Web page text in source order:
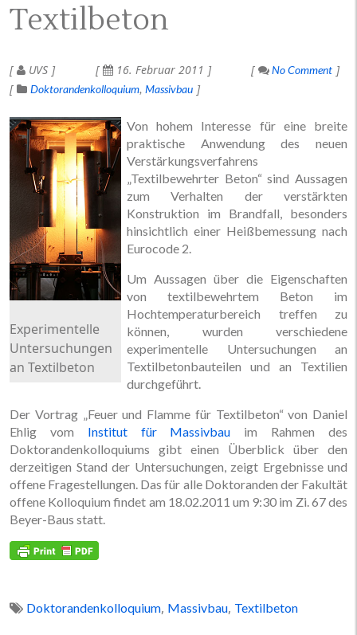
Textilbeton
UVS 16. Februar 2011
No Comment
Doktorandenkolloquium Massivbau
Experimentelle
Untersuchungen
an Textilbeton
Von hohem Interesse für eine breite
praktische Anwendung des neuen
Verstärkungsverfahrens
„Textilbewehrter Beton“ sind Aussagen
zum Verhalten der verstärkten
Konstruktion im Brandfall, besonders
hinsichtlich einer Heißbemessung nach
Eurocode 2.
Um Aussagen über die Eigenschaften
von textilbewehrtem Beton im
Hochtemperaturbereich treffen zu
können, wurden verschiedene
experimentelle Untersuchungen an
Textilbetonbauteilen und an Textilien
durchgeführt.
Der Vortrag „Feuer und Flamme für Textilbeton“ von Daniel
Ehlig vom Institut für Massivbau im Rahmen des
Doktorandenkolloquiums gibt einen Überblick über den
derzeitigen Stand der Untersuchungen, zeigt Ergebnisse und
offene Fragestellungen. Das für alle Doktoranden der Fakultät
offene Kolloquium findet am 18.02.2011 um 9:30 im Zi. 67 des
Beyer-Baus statt.
Doktorandenkolloquium, Massivbau, Textilbeton